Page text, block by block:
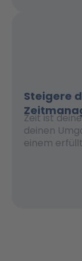
Steigere
Zeit ist
deinen
einem